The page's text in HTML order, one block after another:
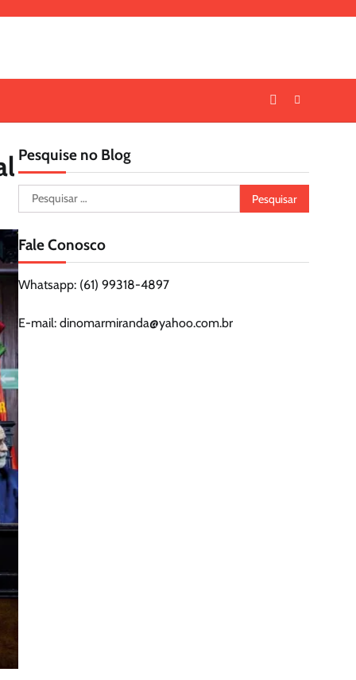
Pesquise no Blog
Pesquisar
por:
Fale Conosco
Whatsapp: (61) 99318-4897
E-mail: dinomarmiranda@yahoo.com.br